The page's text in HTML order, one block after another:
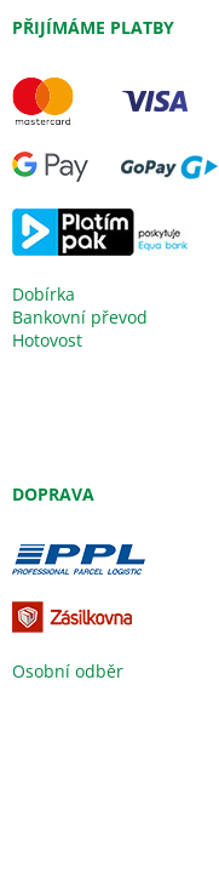
PŘIJÍMÁME PLATBY
Dobírka
Bankovní převod
Hotovost
DOPRAVA
Osobní odběr